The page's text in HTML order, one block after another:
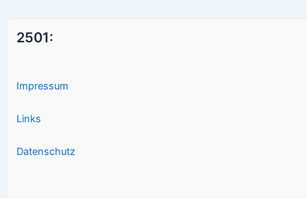
2501:
Impressum
Links
Datenschutz